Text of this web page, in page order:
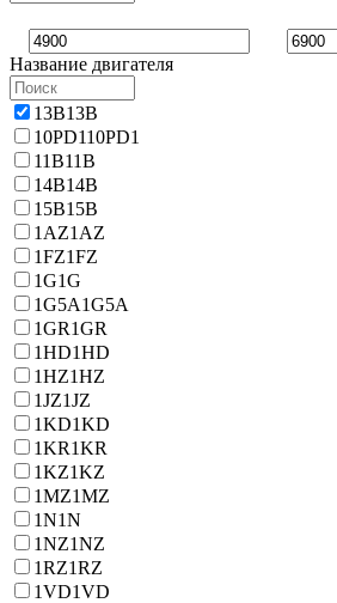
Название двигателя
13B13B
10PD110PD1
11B11B
14B14B
15B15B
1AZ1AZ
1FZ1FZ
1G1G
1G5A1G5A
1GR1GR
1HD1HD
1HZ1HZ
1JZ1JZ
1KD1KD
1KR1KR
1KZ1KZ
1MZ1MZ
1N1N
1NZ1NZ
1RZ1RZ
1VD1VD